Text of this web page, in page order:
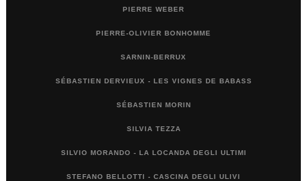
PIERRE WEBER
PIERRE-OLIVIER BONHOMME
SARNIN-BERRUX
SÉBASTIEN DERVIEUX - LES VIGNES DE BABASS
SÉBASTIEN MORIN
SILVIA TEZZA
SILVIO MORANDO - LA LOCANDA DEGLI ULTIMI
STEFANO BELLOTTI - CASCINA DEGLI ULIVI